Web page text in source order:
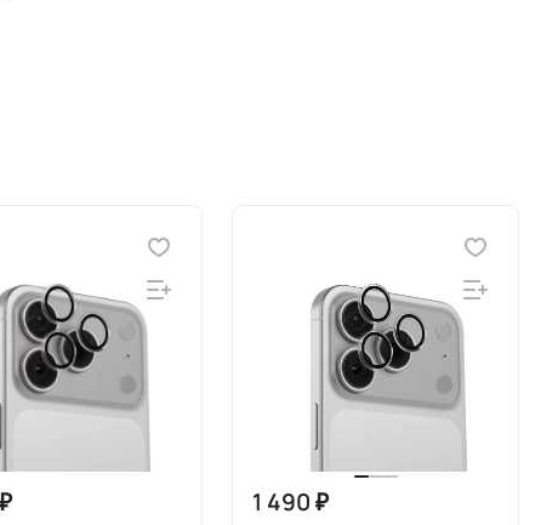
1 490 ₽